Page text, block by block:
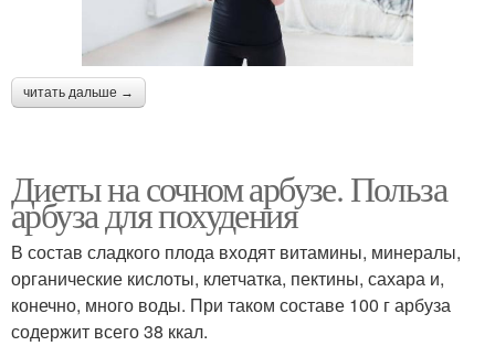
читать дальше →
Диеты на сочном арбузе. Польза
арбуза для похудения
В состав сладкого плода входят витамины, минералы,
органические кислоты, клетчатка, пектины, сахара и,
конечно, много воды. При таком составе 100 г арбуза
содержит всего 38 ккал.